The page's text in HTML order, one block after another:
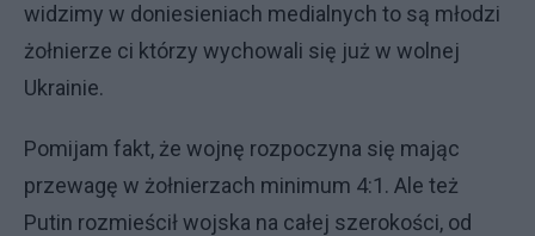
widzimy w doniesieniach medialnych to są młodzi
żołnierze ci którzy wychowali się już w wolnej
Ukrainie.
Pomijam fakt, że wojnę rozpoczyna się mając
przewagę w żołnierzach minimum 4:1. Ale też
Putin rozmieścił wojska na całej szerokości, od